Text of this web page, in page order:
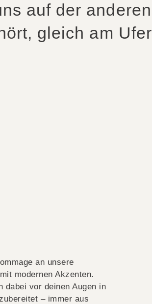
auf der anderen
gleich am Ufer
an unsere
modernen Akzenten.
dabei vor deinen Augen in
– immer aus